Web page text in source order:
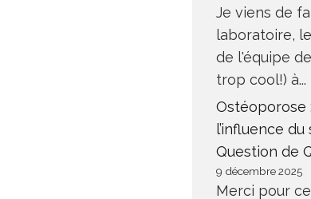
Je viens de
laboratoire,
de l'équipe
trop cool!) à...
Ostéoporose
l’influence
Question de
9 décembre 2025
Merci pour